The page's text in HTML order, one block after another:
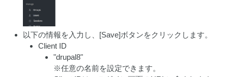
以下の情報を入力し、[Save]ボタンをクリックします。
Client ID
"drupal8"
※任意の名前を設定できます。